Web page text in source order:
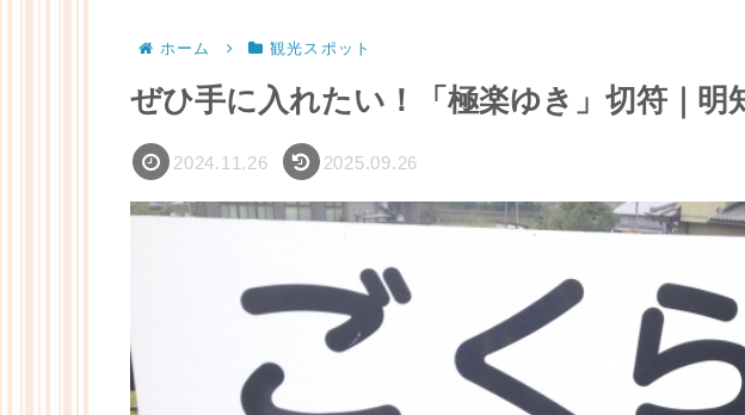
ホーム 観光スポット
ぜひ手に入れたい！「極楽ゆき」切符｜明
2024.11.26 2025.09.26